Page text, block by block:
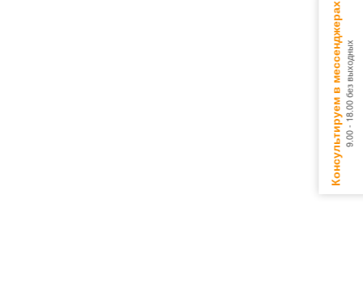
Консультируем в мессенджерах9.00 - 18.00 без выходных